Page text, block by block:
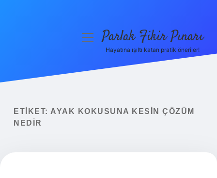
Yasal Uyarı
menüyüParlak Fikir Pınarı
Hayatına ışıltı katan pratik öneriler!
ETIKET: AYAK KOKUSUNA KESIN ÇÖZÜM
NEDIR